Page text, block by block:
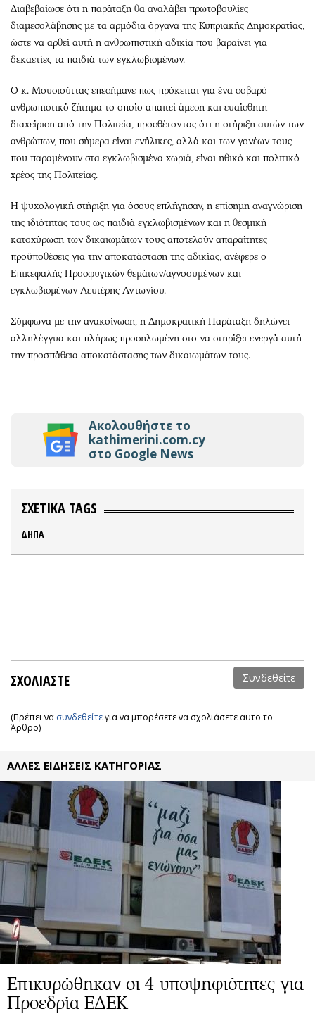
Διαβεβαίωσε ότι η παράταξη θα αναλάβει πρωτοβουλίες
διαμεσολάβησης με τα αρμόδια όργανα της Κυπριακής Δημοκρατίας,
ώστε να αρθεί αυτή η ανθρωπιστική αδικία που βαραίνει για
δεκαετίες τα παιδιά των εγκλωβισμένων.
Ο κ. Μουσιούττας επεσήμανε πως πρόκειται για ένα σοβαρό
ανθρωπιστικό ζήτημα το οποίο απαιτεί άμεση και ευαίσθητη
διαχείριση από την Πολιτεία, προσθέτοντας ότι η στήριξη αυτών των
ανθρώπων, που σήμερα είναι ενήλικες, αλλά και των γονέων τους
που παραμένουν στα εγκλωβισμένα χωριά, είναι ηθικό και πολιτικό
χρέος της Πολιτείας.
Η ψυχολογική στήριξη για όσους επλήγησαν, η επίσημη αναγνώριση
της ιδιότητας τους ως παιδιά εγκλωβισμένων και η θεσμική
κατοχύρωση των δικαιωμάτων τους αποτελούν απαραίτητες
προϋποθέσεις για την αποκατάσταση της αδικίας, ανέφερε ο
Επικεφαλής Προσφυγικών θεμάτων/αγνοουμένων και
εγκλωβισμένων Λευτέρης Αντωνίου.
Σύμφωνα με την ανακοίνωση, η Δημοκρατική Παράταξη δηλώνει
αλληλέγγυα και πλήρως προσηλωμένη στο να στηρίξει ενεργά αυτή
την προσπάθεια αποκατάστασης των δικαιωμάτων τους.
Ακολουθήστε το
kathimerini.com.cy
στο Google News
ΣΧΕΤΙΚΑ TAGS
ΔΗΠΑ
ΣΧΟΛΙΑΣΤΕ Συνδεθείτε
(Πρέπει να συνδεθείτεγια να μπορέσετε να σχολιάσετε αυτο το
Άρθρο)
ΑΛΛΕΣ ΕΙΔΗΣΕΙΣ ΚΑΤΗΓΟΡΙΑΣ
Επικυρώθηκαν οι 4 υποψηφιότητες για
Προεδρία ΕΔΕΚ